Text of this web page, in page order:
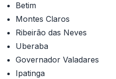
Betim
Montes Claros
Ribeirão das Neves
Uberaba
Governador Valadares
Ipatinga